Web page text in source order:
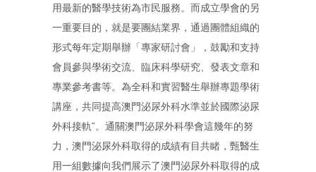
用最新的醫學技術為市民服務。而成立學會的另
一重要目的，就是要團結業界，通過團體組織的
形式每年定期舉辦「專家研討會」，鼓勵和支持
會員參與學術交流、臨床科學研究、發表文章和
專業參考書等。為全科和實習醫生舉辦專題學術
講座，共同提高澳門泌尿外科水準並於國際泌尿
外科接軌”。通關澳門泌尿外科學會這幾年的努
力，澳門泌尿外科取得的成績有目共睹，甄醫生
用一組數據向我們展示了澳門泌尿外科取得的成